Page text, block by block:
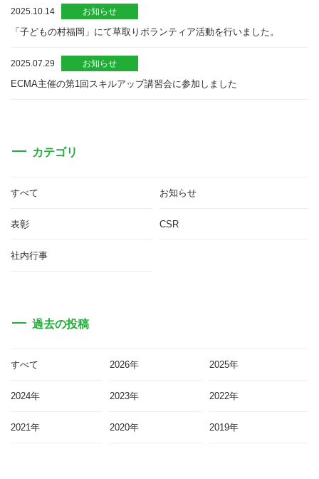
2025.10.14 お知らせ
「子どもの村福岡」にて草取りボランティア活動を行いました。
2025.07.29 お知らせ
ECMA主催の第1回スキルアップ講習会に参加しました
カテゴリ
すべて お知らせ
表彰 CSR
社内行事
過去の投稿
すべて 2026年 2025年
2024年 2023年 2022年
2021年 2020年 2019年